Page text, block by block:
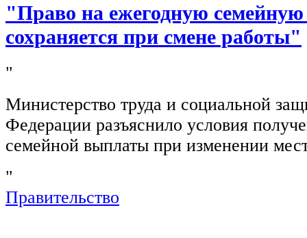
"Право на ежегодную
сохраняется при смене работы"
"
Министерство труда и социальной
Федерации разъяснило условия
семейной выплаты при изменении
"
Правительство